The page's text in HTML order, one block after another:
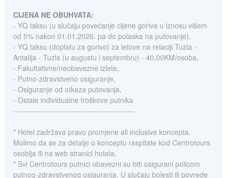
CIJENA NE OBUHVATA:
- YQ taksu (u slučaju povećanje cijene goriva u iznosu višem
od 5% nakon 01.01.2026. pa do polaska na putovanje),
- YQ taksu (doplatu za gorivo) za letove na relaciji Tuzla -
Antalija - Tuzla (u augustu i septembru) - 40,00KM/osoba,
- Fakultativne/neobavezne izlete,
- Putno-zdravstveno osiguranje,
- Osiguranje od otkaza putovanja,
- Ostale individualne troškove putnika
------------------------------------------------
* Hotel zadržava pravo promjene all inclusive koncepta.
Molimo da se za detalje o konceptu raspitate kod Centrotours
osoblja ili na web stranici hotela.
* Svi Centrotours putnici obavezni su biti osigurani policom
putnog-zdravstvenog osiguranja. U slučaju bolesti ili povrede